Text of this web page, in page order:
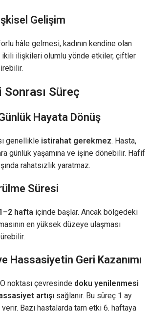
Gelişim
hâle gelmesi, kadının kendine olan
ikili ilişkileri olumlu yönde etkiler, çiftler
Süreç
Hayata Dönüş
genellikle istirahat gerekmez. Hasta,
günlük yaşamına ve işine dönebilir. Hafif
rahatsızlık yaratmaz.
Süresi
hafta içinde başlar. Ancak bölgedeki
en yüksek düzeye ulaşması
Hassasiyetin Geri Kazanımı
noktası çevresinde doku yenilenmesi
artışı sağlanır. Bu süreç 1 ay
Bazı hastalarda tam etki 6. haftaya